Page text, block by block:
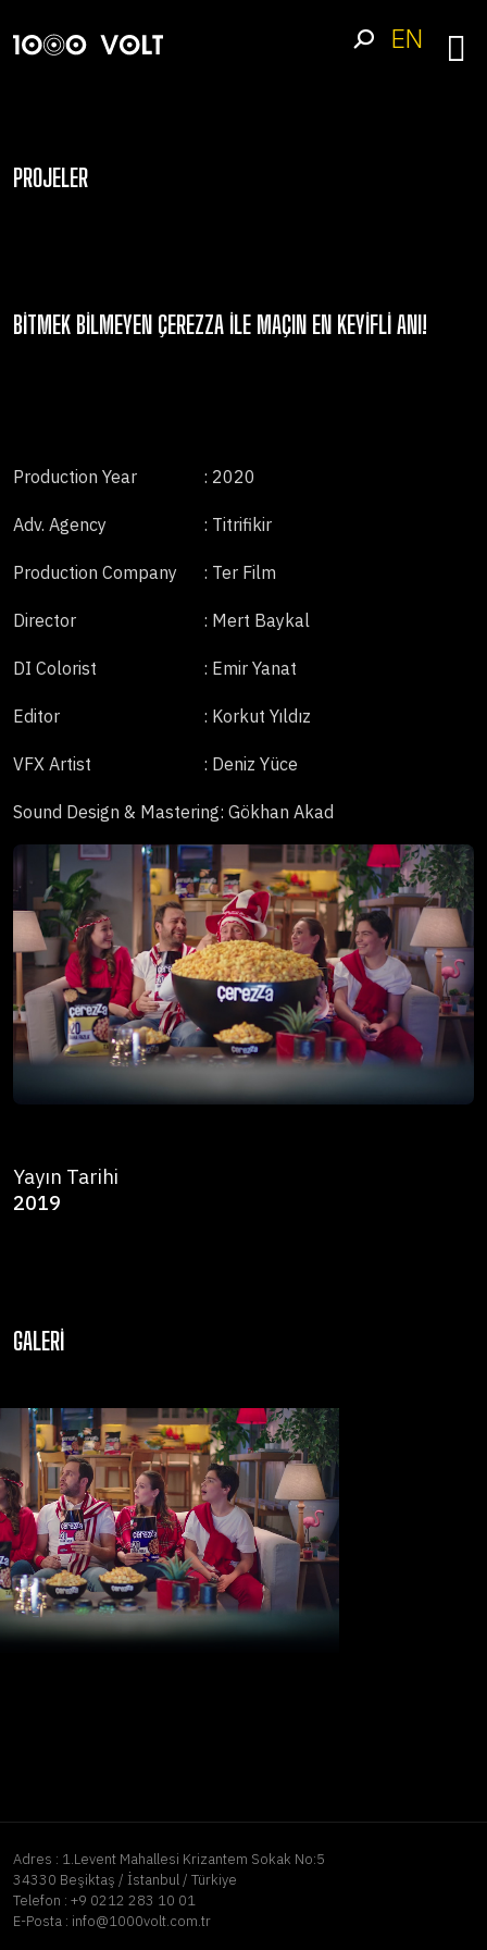
EN
PROJELER
BITMEK BILMEYEN ÇEREZZA ILE MAÇIN EN KEYIFLI ANI!
Production Year : 2020
Adv. Agency : Titrifikir
Production Company : Ter Film
Director : Mert Baykal
DI Colorist : Emir Yanat
Editor : Korkut Yıldız
VFX Artist : Deniz Yüce
Sound Design & Mastering: Gökhan Akad
Yayın Tarihi
2019
GALERI
Adres : 1.Levent Mahallesi Krizantem Sokak No:5
34330 Beşiktaş / İstanbul / Türkiye
Telefon : +9 0212 283 10 01
E-Posta : info@1000volt.com.tr